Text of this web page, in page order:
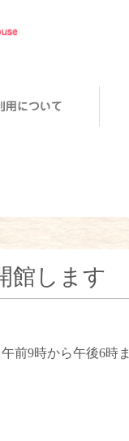
館します
前9時から午後6時